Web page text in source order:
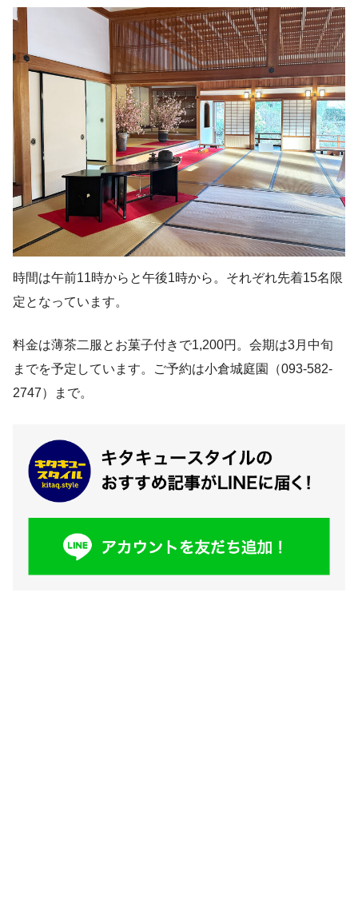
時間は午前11時からと午後1時から。それぞれ先着15名限
定となっています。
料金は薄茶二服とお菓子付きで1,200円。会期は3月中旬
までを予定しています。ご予約は小倉城庭園（093-582-
2747）まで。